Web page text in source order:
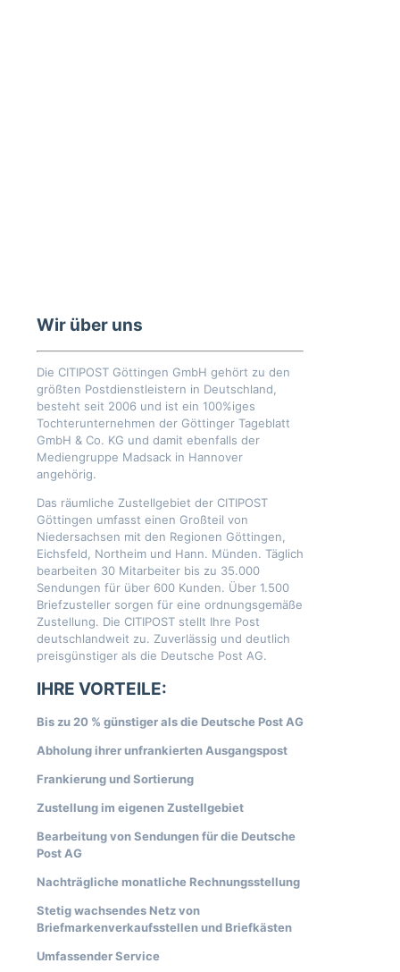
Wir über uns
Die CITIPOST Göttingen GmbH gehört zu den
größten Postdienstleistern in Deutschland,
besteht seit 2006 und ist ein 100%iges
Tochterunternehmen der Göttinger Tageblatt
GmbH & Co. KG und damit ebenfalls der
Mediengruppe Madsack in Hannover
angehörig.
Das räumliche Zustellgebiet der CITIPOST
Göttingen umfasst einen Großteil von
Niedersachsen mit den Regionen Göttingen,
Eichsfeld, Northeim und Hann. Münden. Täglich
bearbeiten 30 Mitarbeiter bis zu 35.000
Sendungen für über 600 Kunden. Über 1.500
Briefzusteller sorgen für eine ordnungsgemäße
Zustellung. Die CITIPOST stellt Ihre Post
deutschlandweit zu. Zuverlässig und deutlich
preisgünstiger als die Deutsche Post AG.
IHRE VORTEILE:
Bis zu 20 % günstiger als die Deutsche Post AG
Abholung ihrer unfrankierten Ausgangspost
Frankierung und Sortierung
Zustellung im eigenen Zustellgebiet
Bearbeitung von Sendungen für die Deutsche
Post AG
Nachträgliche monatliche Rechnungsstellung
Stetig wachsendes Netz von
Briefmarkenverkaufsstellen und Briefkästen
Umfassender Service